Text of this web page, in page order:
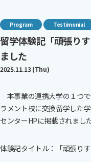
Program Testimonial
留学体験記「頑張り
ました
2025.11.13 (Thu)
本事業の連携大学の１つ
ラメント校に交換留学した
センターHPに掲載されました
体験記タイトル：「頑張りす